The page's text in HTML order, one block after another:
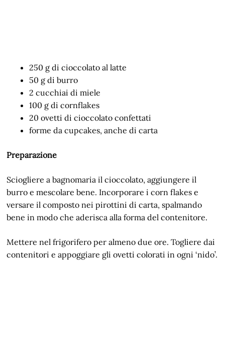
250 g di cioccolato al latte
50 g di burro
2 cucchiai di miele
100 g di cornflakes
20 ovetti di cioccolato confettati
forme da cupcakes, anche di carta
Preparazione
Sciogliere a bagnomaria il cioccolato, aggiungere il
burro e mescolare bene. Incorporare i corn flakes e
versare il composto nei pirottini di carta, spalmando
bene in modo che aderisca alla forma del contenitore.
Mettere nel frigorifero per almeno due ore. Togliere dai
contenitori e appoggiare gli ovetti colorati in ogni ‘nido’.